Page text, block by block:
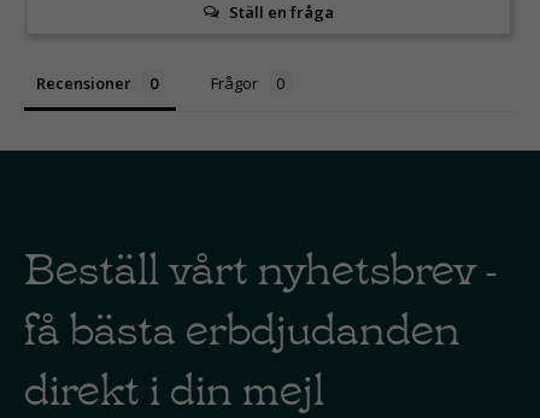
Ställ en fråga
Recensioner Frågor
Beställ vårt nyhetsbrev -
få bästa erbdjudanden
direkt i din mejl